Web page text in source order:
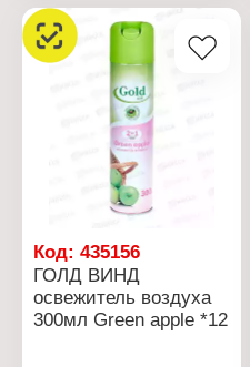
Производитель: Сибиар
Бренд: Романтика
Тип товара: Освежитель
Название: "Летнее утро"
Форма выпуска:
Объем: 300 мл
Код: 435156
ГОЛД ВИНД
освежитель воздуха
300мл Green apple *12